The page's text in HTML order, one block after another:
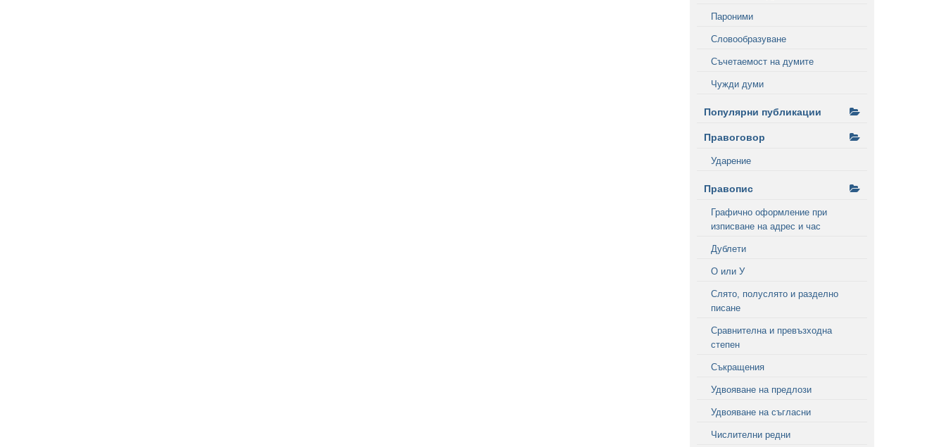
Пароними
Словообразуване
Съчетаемост на думите
Чужди думи
Популярни публикации
Правоговор
Ударение
Правопис
Графично оформление при
изписване на адрес и час
Дублети
О или У
Слято, полуслято и разделно
писане
Сравнителна и превъзходна
степен
Съкращения
Удвояване на предлози
Удвояване на съгласни
Числителни редни